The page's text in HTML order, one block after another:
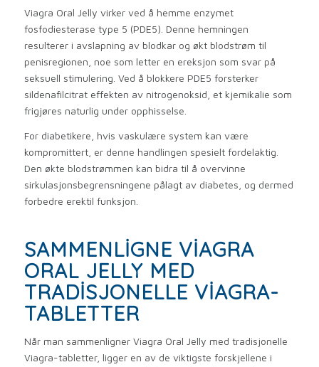
Viagra Oral Jelly virker ved å hemme enzymet
fosfodiesterase type 5 (PDE5). Denne hemningen
resulterer i avslapning av blodkar og økt blodstrøm til
penisregionen, noe som letter en ereksjon som svar på
seksuell stimulering. Ved å blokkere PDE5 forsterker
sildenafilcitrat effekten av nitrogenoksid, et kjemikalie som
frigjøres naturlig under opphisselse.
For diabetikere, hvis vaskulære system kan være
kompromittert, er denne handlingen spesielt fordelaktig.
Den økte blodstrømmen kan bidra til å overvinne
sirkulasjonsbegrensningene pålagt av diabetes, og dermed
forbedre erektil funksjon.
SAMMENLIGNE VIAGRA
ORAL JELLY MED
TRADISJONELLE VIAGRA-
TABLETTER
Når man sammenligner Viagra Oral Jelly med tradisjonelle
Viagra-tabletter, ligger en av de viktigste forskjellene i